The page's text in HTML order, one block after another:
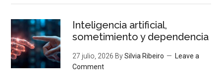
Inteligencia artificial,
sometimiento y dependencia
27 julio, 2026 BySilvia Ribeiro
Leave a
Comment